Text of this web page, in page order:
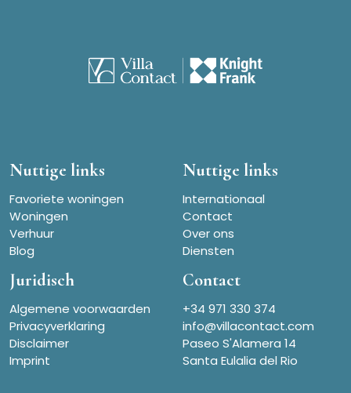
Nuttige links
Favoriete woningen
Woningen
Verhuur
Blog
Nuttige links
Internationaal
Contact
Over ons
Diensten
Juridisch
Algemene voorwaarden
Privacyverklaring
Disclaimer
Imprint
Contact
+34 971 330 374
info@villacontact.com
Paseo S'Alamera 14
Santa Eulalia del Rio